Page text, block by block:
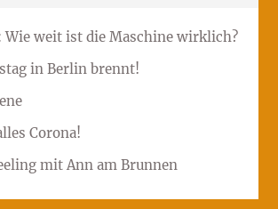
weit ist die Maschine wirklich?
in Berlin brennt!
Corona!
mit Ann am Brunnen